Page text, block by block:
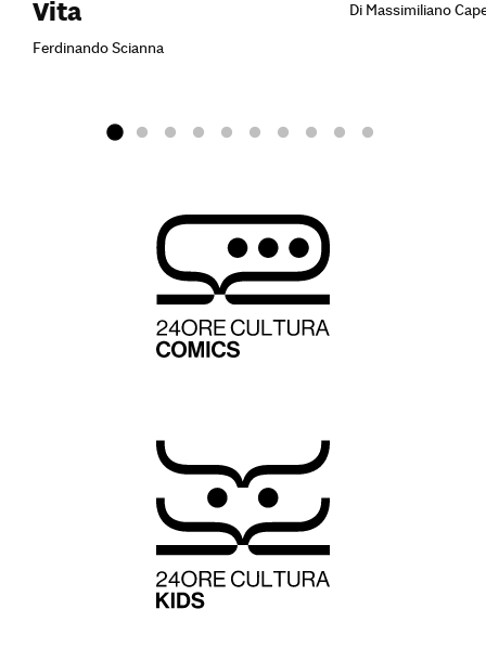
Vita
Ferdinando Scianna
Di Massimiliano